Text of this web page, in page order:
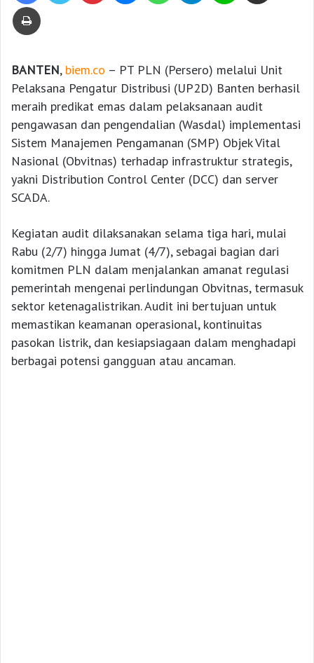
BANTEN, biem.co – PT PLN (Persero) melalui Unit
Pelaksana Pengatur Distribusi (UP2D) Banten berhasil
meraih predikat emas dalam pelaksanaan audit
pengawasan dan pengendalian (Wasdal) implementasi
Sistem Manajemen Pengamanan (SMP) Objek Vital
Nasional (Obvitnas) terhadap infrastruktur strategis,
yakni Distribution Control Center (DCC) dan server
SCADA.
Kegiatan audit dilaksanakan selama tiga hari, mulai
Rabu (2/7) hingga Jumat (4/7), sebagai bagian dari
komitmen PLN dalam menjalankan amanat regulasi
pemerintah mengenai perlindungan Obvitnas, termasuk
sektor ketenagalistrikan. Audit ini bertujuan untuk
memastikan keamanan operasional, kontinuitas
pasokan listrik, dan kesiapsiagaan dalam menghadapi
berbagai potensi gangguan atau ancaman.